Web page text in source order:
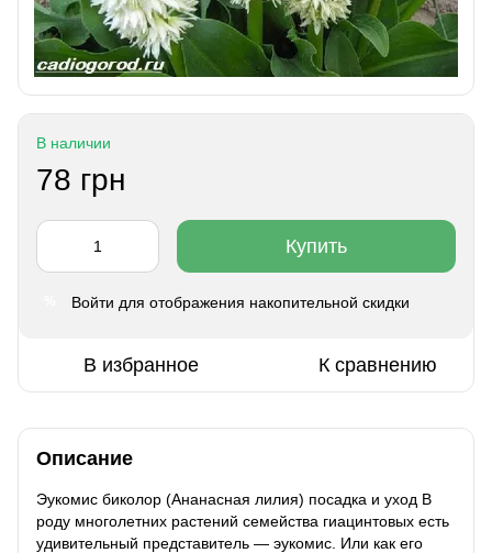
В наличии
78 грн
Купить
Войти для отображения накопительной скидки
В избранное К сравнению
Описание
Эукомис биколор (Ананасная лилия) посадка и уход В
роду многолетних растений семейства гиацинтовых есть
удивительный представитель — эукомис. Или как его